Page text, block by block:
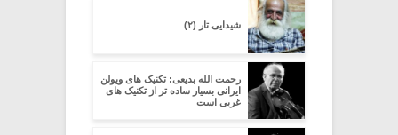
شیدایی تار (۲)
رحمت الله بدیعی: تکنیک های ویولن
ایرانی بسیار ساده تر از تکنیک های
غربی است